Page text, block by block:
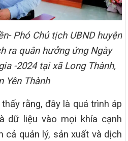
Phó Chủ tịch UBND huyện
ra quân hưởng ứng Ngày
-2024 tại xã Long Thành,
Yên Thành
rằng, đây là quá trình áp
dữ liệu vào mọi khía cạnh
cả quản lý, sản xuất và dịch